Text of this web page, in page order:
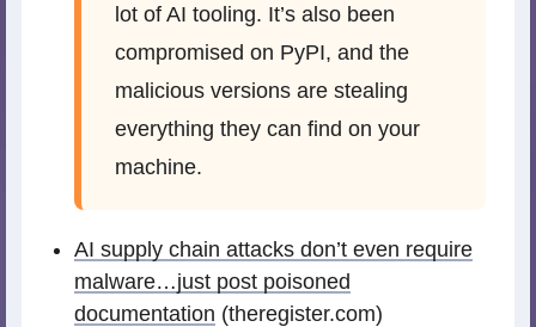
lot of AI tooling. It’s also been
compromised on PyPI, and the
malicious versions are stealing
everything they can find on your
machine.
AI supply chain attacks don’t even require
malware…just post poisoned
documentation (theregister.com)